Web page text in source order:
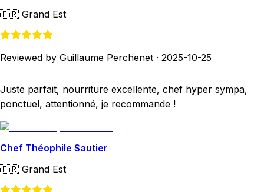
🇫🇷 Grand Est
Reviewed by Guillaume Perchenet · 2025-10-25
Juste parfait, nourriture excellente, chef hyper sympa,
ponctuel, attentionné, je recommande !
Chef Théophile Sautier
🇫🇷 Grand Est